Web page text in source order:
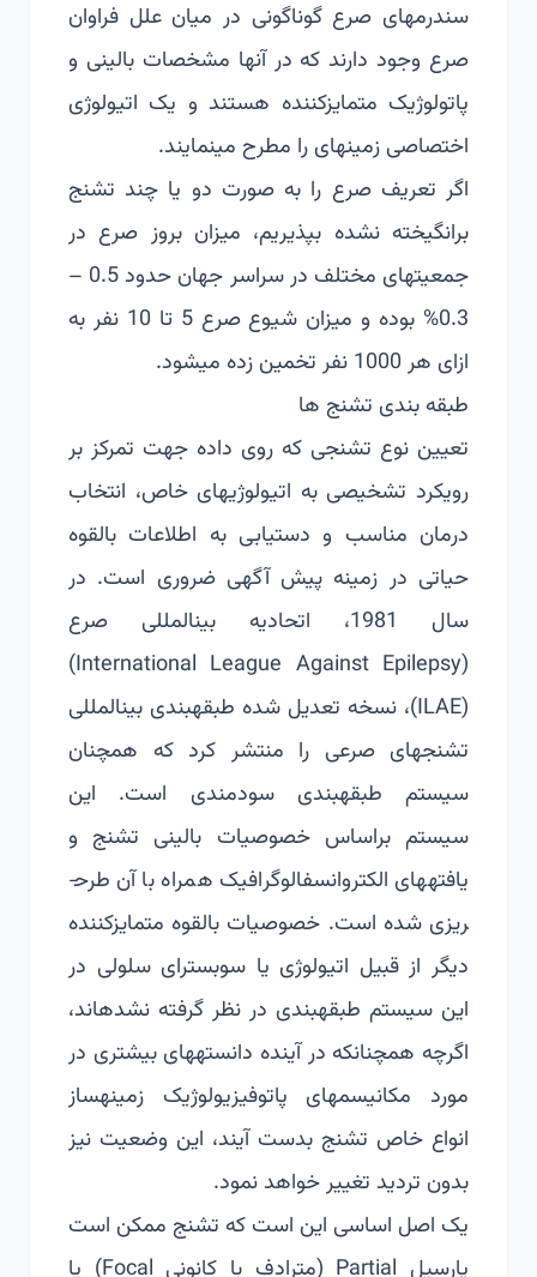
سندرم­های صرع گوناگونی در میان علل فراوان
صرع وجود دارند که در آنها مشخصات بالینی و
پاتولوژیک متمایزکننده هستند و یک اتیولوژی
اختصاصی زمینه­ای را مطرح می­نمایند.
اگر تعریف صرع را به صورت دو یا چند تشنج
برانگیخته نشده بپذیریم، میزان بروز صرع در
جمعیت­های مختلف در سراسر جهان حدود 0.5 –
0.3% بوده و میزان شیوع صرع 5 تا 10 نفر به
ازای هر 1000 نفر تخمین زده می­شود.
طبقه ­بندی تشنج­ ها
تعیین نوع تشنجی که روی داده جهت تمرکز بر
رویکرد تشخیصی به اتیولوژی­های خاص، انتخاب
درمان مناسب و دستیابی به اطلاعات بالقوه
حیاتی در زمینه پیش آگهی ضروری است. در
سال 1981، اتحادیه بین­المللی صرع
(International League Against Epilepsy)
(ILAE)، نسخه تعدیل شده طبقه­بندی بین­المللی
تشنج­های صرعی را منتشر کرد که همچنان
سیستم طبقه­بندی سودمندی است. این
سیستم براساس خصوصیات بالینی تشنج و
یافته­های الکتروانسفالوگرافیک همراه با آن طرح­
ریزی شده است. خصوصیات بالقوه متمایزکننده
دیگر از قبیل اتیولوژی یا سوبسترای سلولی در
این سیستم طبقه­بندی در نظر گرفته نشده­اند،
اگرچه همچنانکه در آینده دانسته­های بیشتری در
مورد مکانیسم­های پاتوفیزیولوژیک زمینه­ساز
انواع خاص تشنج بدست آیند، این وضعیت نیز
بدون تردید تغییر خواهد نمود.
یک اصل اساسی این است که تشنج ممکن است
پارسیل Partial (مترادف با کانونی Focal) یا